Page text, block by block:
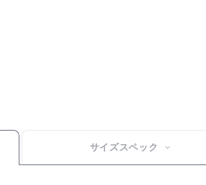
サイズスペック